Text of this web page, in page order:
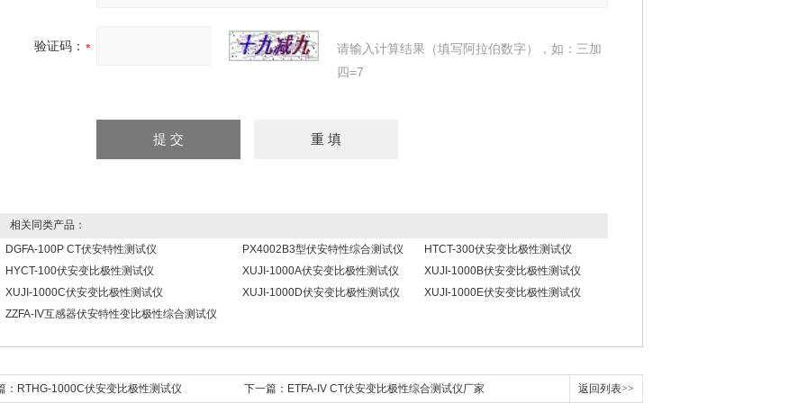
验证码：
请输入计算结果（填写阿拉伯数字），如：三加
四=7
相关同类产品：
DGFA-100P CT伏安特性测试仪
PX4002B3型伏安特性综合测试仪
HTCT-300伏安变比极性测试仪
HYCT-100伏安变比极性测试仪
XUJI-1000A伏安变比极性测试仪
XUJI-1000B伏安变比极性测试仪
XUJI-1000C伏安变比极性测试仪
XUJI-1000D伏安变比极性测试仪
XUJI-1000E伏安变比极性测试仪
ZZFA-IV互感器伏安特性变比极性综合测试仪
： RTHG-1000C伏安变比极性测试仪 下一篇： ETFA-IV CT伏安变比极性综合测试仪厂家 返回列表>>